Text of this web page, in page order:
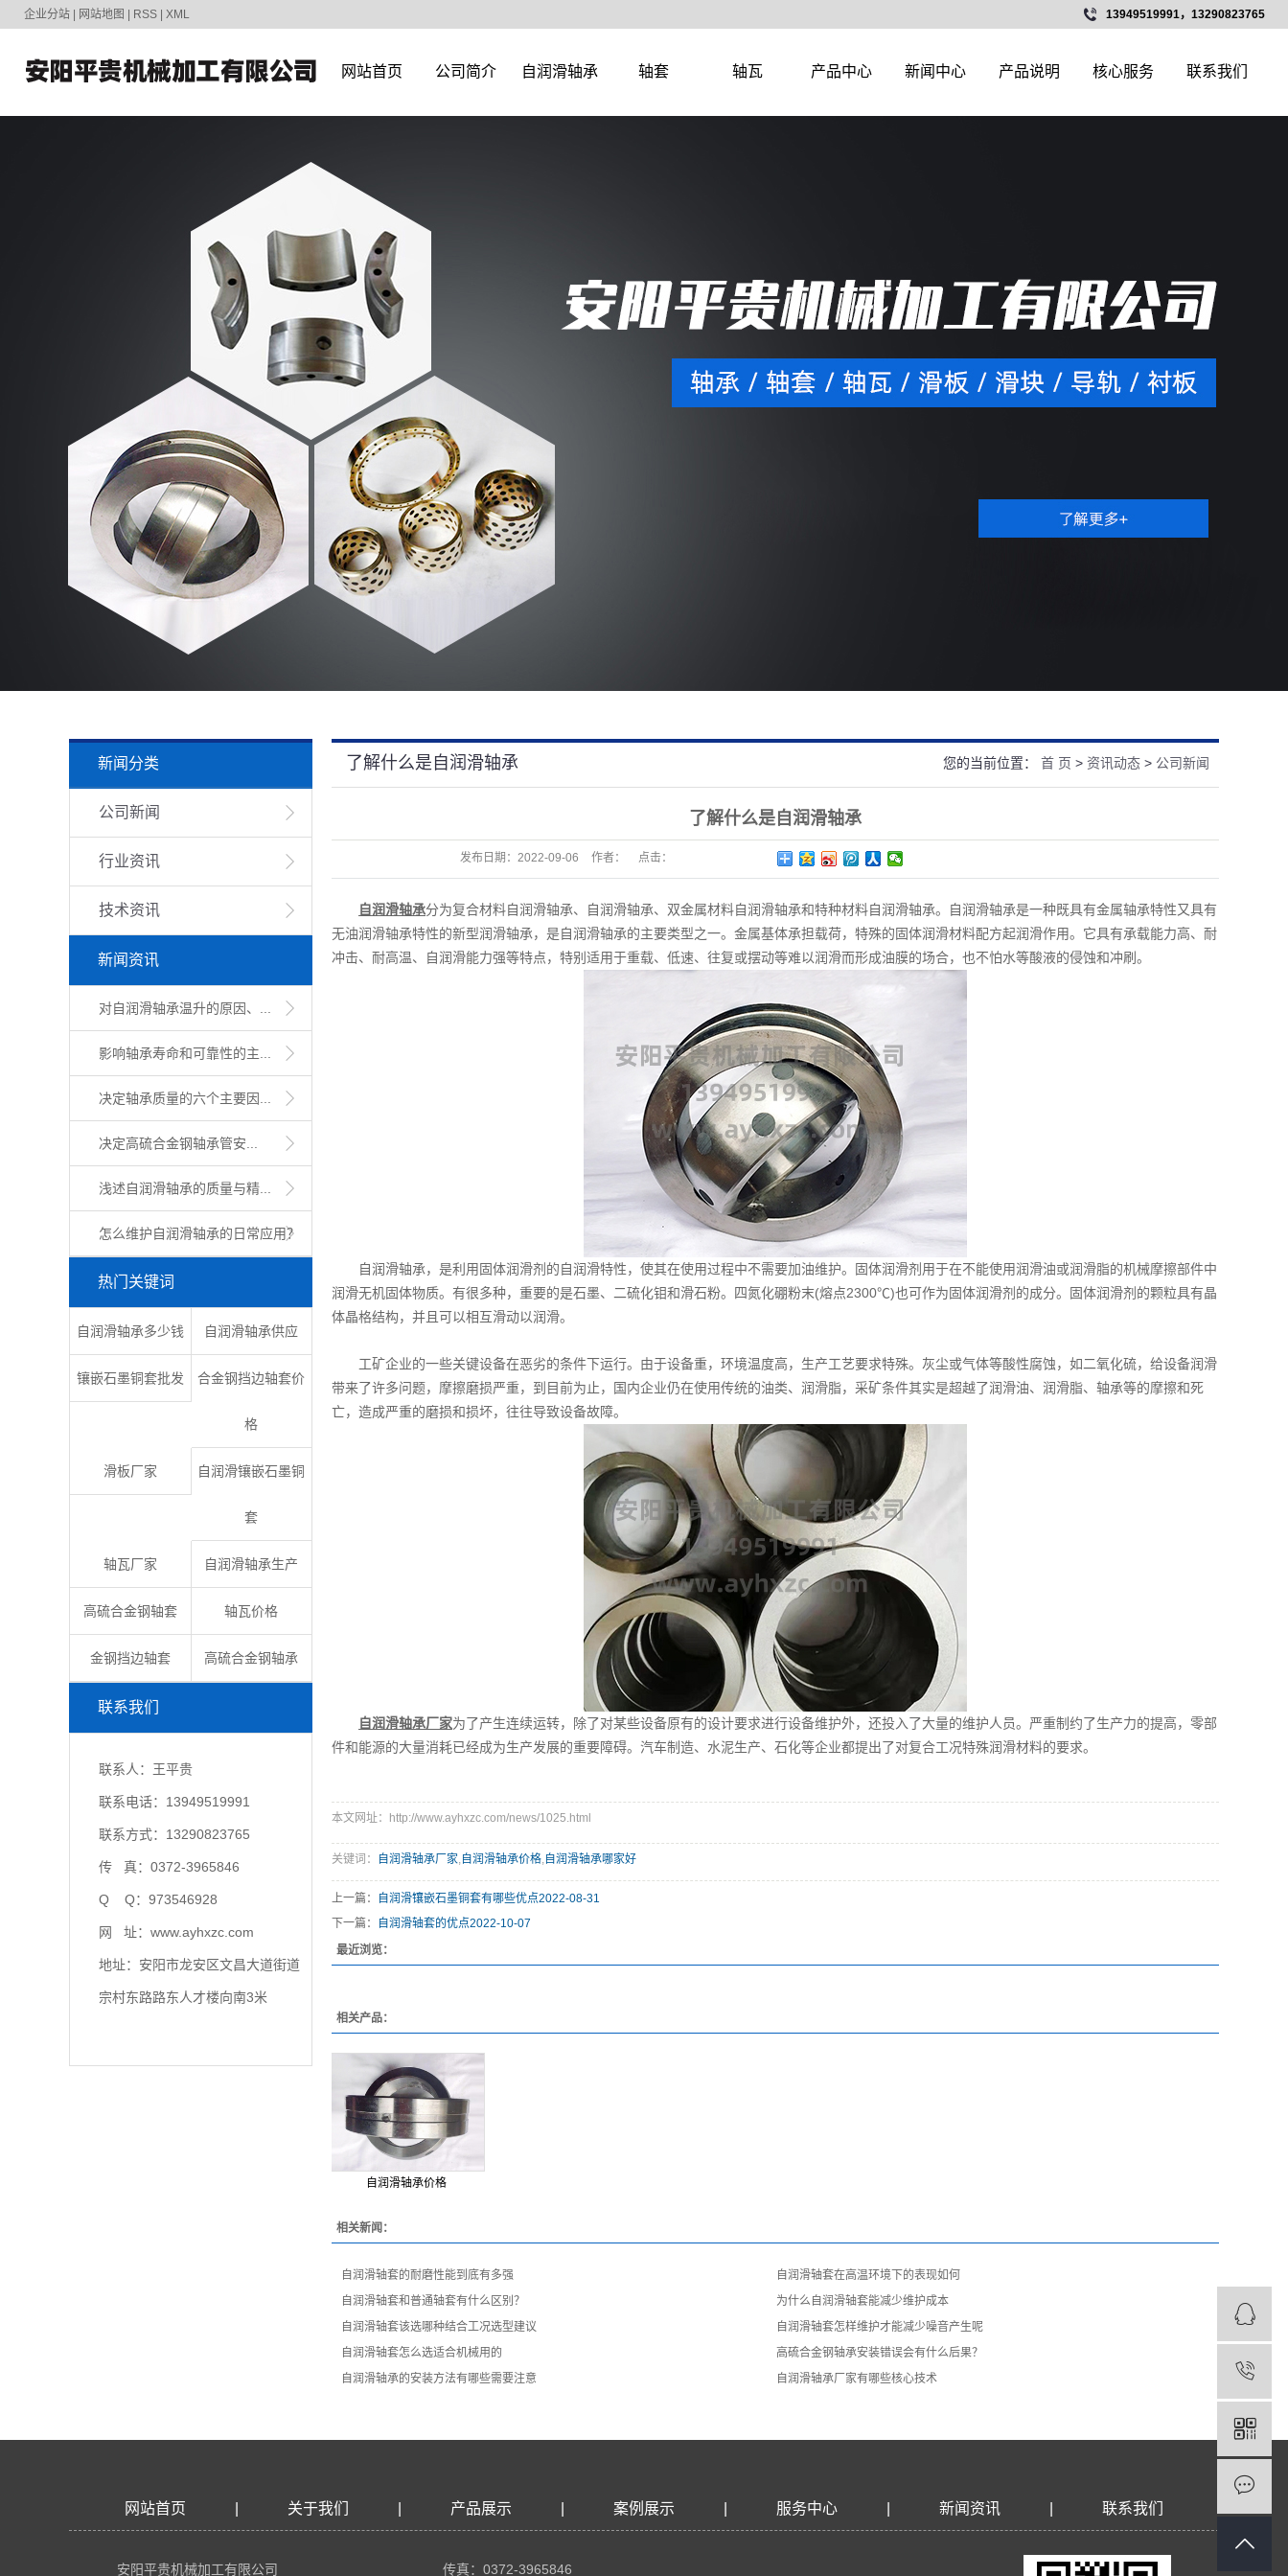
企业分站| 网站地图 RSS| XML 13949519991，13290823765
网站首页 公司简介 自润滑轴承 轴套 轴瓦 产品中心 新闻中心 产品说明 核心服务 联系我们
新闻分类
公司新闻
行业资讯
技术资讯
新闻资讯
对自润滑轴承温升的原因、...
影响轴承寿命和可靠性的主...
决定轴承质量的六个主要因...
​决定高硫合金钢轴承管安...
浅述自润滑轴承的质量与精...
怎么维护自润滑轴承的日常应用？
热门关键词
自润滑轴承多少钱 自润滑轴承供应
镶嵌石墨铜套批发 合金钢挡边轴套价
格
滑板厂家 自润滑镶嵌石墨铜
套
轴瓦厂家 自润滑轴承生产
高硫合金钢轴套 轴瓦价格
金钢挡边轴套 高硫合金钢轴承
联系我们
联系人：王平贵
联系电话：13949519991
联系方式：13290823765
传 真：0372-3965846
Q Q：973546928
网 址：www.ayhxzc.com
地址：安阳市龙安区文昌大道街道
宗村东路路东人才楼向南3米
了解什么是自润滑轴承 您的当前位置： 首 页 > 资讯动态 > 公司新闻
了解什么是自润滑轴承
发布日期： 2022-09-06 作者： 点击：
自润滑轴承分为复合材料自润滑轴承、自润滑轴承、双金属材料自润滑轴承和特种材料自润滑轴承。自润滑轴承是一种既具有金属轴承特性又具有
无油润滑轴承特性的新型润滑轴承，是自润滑轴承的主要类型之一。金属基体承担载荷，特殊的固体润滑材料配方起润滑作用。它具有承载能力高、耐
冲击、耐高温、自润滑能力强等特点，特别适用于重载、低速、往复或摆动等难以润滑而形成油膜的场合，也不怕水等酸液的侵蚀和冲刷。
自润滑轴承，是利用固体润滑剂的自润滑特性，使其在使用过程中不需要加油维护。固体润滑剂用于在不能使用润滑油或润滑脂的机械摩擦部件中
润滑无机固体物质。有很多种，重要的是石墨、二硫化钼和滑石粉。四氮化硼粉末(熔点2300℃)也可作为固体润滑剂的成分。固体润滑剂的颗粒具有晶
体晶格结构，并且可以相互滑动以润滑。
工矿企业的一些关键设备在恶劣的条件下运行。由于设备重，环境温度高，生产工艺要求特殊。灰尘或气体等酸性腐蚀，如二氧化硫，给设备润滑
带来了许多问题，摩擦磨损严重，到目前为止，国内企业仍在使用传统的油类、润滑脂，采矿条件其实是超越了润滑油、润滑脂、轴承等的摩擦和死
亡，造成严重的磨损和损坏，往往导致设备故障。
自润滑轴承厂家为了产生连续运转，除了对某些设备原有的设计要求进行设备维护外，还投入了大量的维护人员。严重制约了生产力的提高，零部
件和能源的大量消耗已经成为生产发展的重要障碍。汽车制造、水泥生产、石化等企业都提出了对复合工况特殊润滑材料的要求。
本文网址：http://www.ayhxzc.com/news/1025.html
关键词： 自润滑轴承厂家,自润滑轴承价格,自润滑轴承哪家好
上一篇： 自润滑镶嵌石墨铜套有哪些优点2022-08-31
下一篇：
自润滑轴套的优点2022-10-07
最近浏览：
相关产品：
自润滑轴承价格
相关新闻：
​自润滑轴套的耐磨性能到底有多强
​自润滑轴套在高温环境下的表现如何
​自润滑轴套和普通轴套有什么区别？
​为什么自润滑轴套能减少维护成本
自润滑轴套该选哪种结合工况选型建议
自润滑轴套怎样维护才能减少噪音产生呢
​自润滑轴套怎么选适合机械用的
​高硫合金钢轴承安装错误会有什么后果？
自润滑轴承的安装方法有哪些需要注意
​自润滑轴承厂家有哪些核心技术
网站首页 关于我们 产品展示 案例展示 服务中心 新闻资讯 联系我们
安阳平贵机械加工有限公司 传真：0372-3965846